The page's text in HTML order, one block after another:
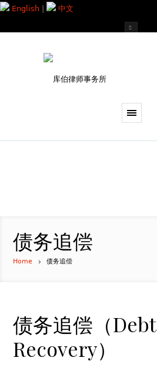
English 中文
债务追偿
Home 债务追偿
债务追偿（Debt
Recovery）